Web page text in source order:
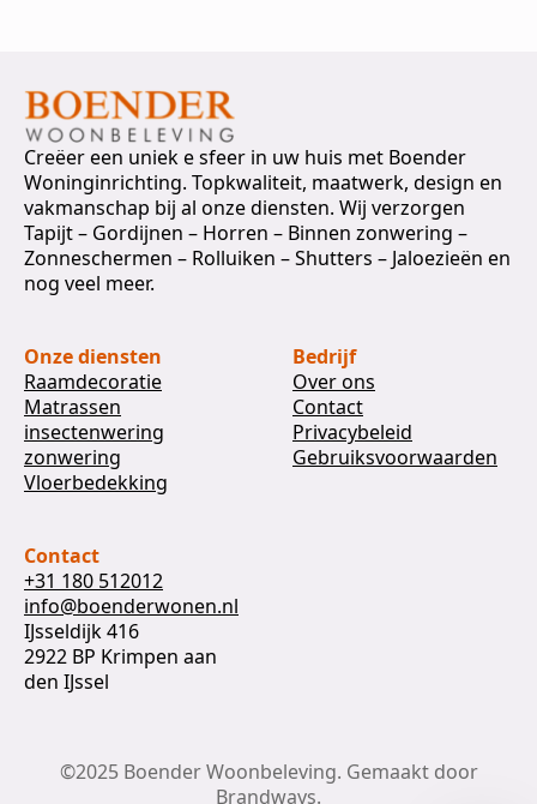
Creëer een uniek e sfeer in uw huis met Boender
Woninginrichting. Topkwaliteit, maatwerk, design en
vakmanschap bij al onze diensten. Wij verzorgen
Tapijt – Gordijnen – Horren – Binnen zonwering –
Zonneschermen – Rolluiken – Shutters – Jaloezieën en
nog veel meer.
Onze diensten
Raamdecoratie
Matrassen
insectenwering
zonwering
Vloerbedekking
Bedrijf
Over ons
Contact
Privacybeleid
Gebruiksvoorwaarden
Contact
+31 180 512012
info@boenderwonen.nl
IJsseldijk 416
2922 BP Krimpen aan
den IJssel
©2025 Boender Woonbeleving. Gemaakt door
Brandways.